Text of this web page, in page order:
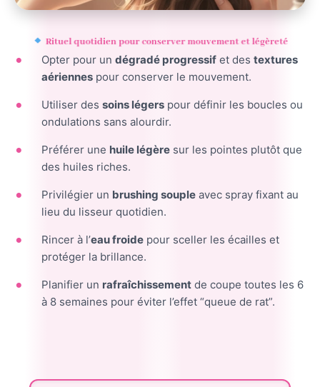
Rituel quotidien pour conserver mouvement et légèreté
Opter pour un dégradé progressifet des textures
aériennespour conserver le mouvement.
Utiliser des soins légerspour définir les boucles ou
ondulations sans alourdir.
Préférer une huile légèresur les pointes plutôt que
des huiles riches.
Privilégier un brushing soupleavec spray fixant au
lieu du lisseur quotidien.
Rincer à l’eau froidepour sceller les écailles et
protéger la brillance.
Planifier un rafraîchissementde coupe toutes les 6
à 8 semaines pour éviter l’effet “queue de rat”.